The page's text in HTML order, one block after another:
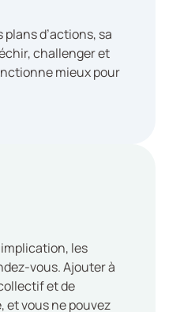
d’actions, sa
challenger et
mieux pour
les
vous. Ajouter à
et de
et vous ne pouvez